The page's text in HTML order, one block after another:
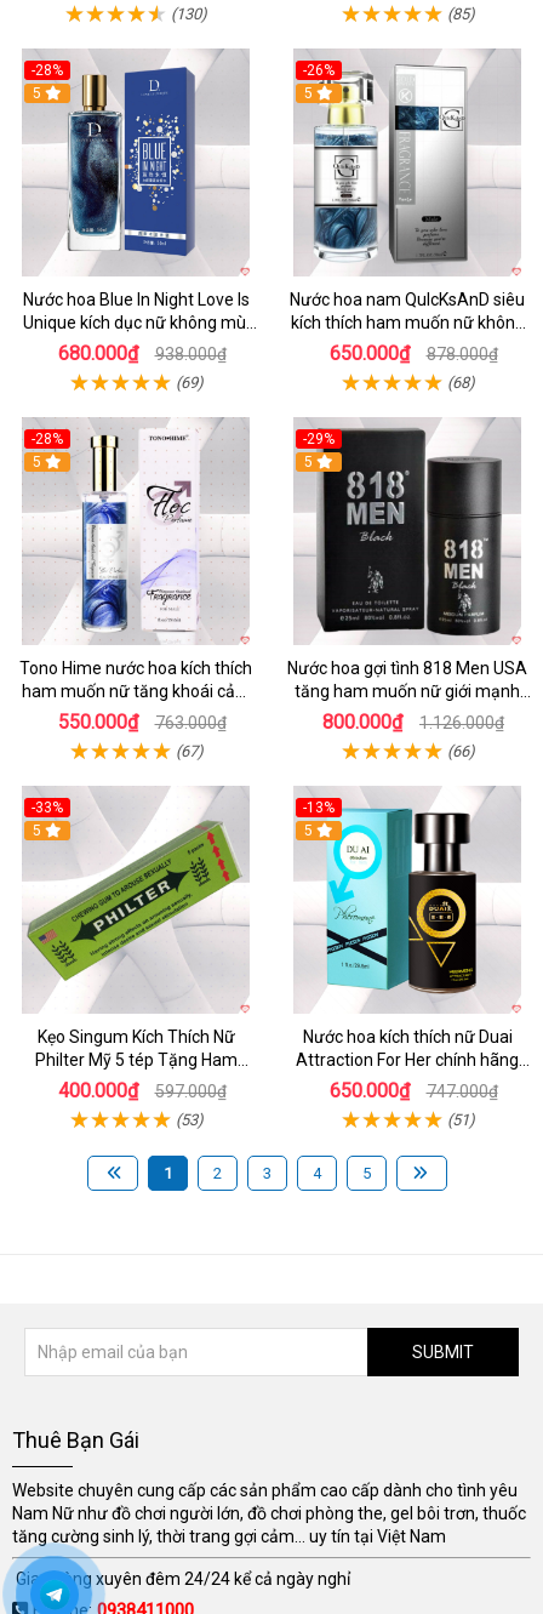
(130) (85)
-28%
5
Nước hoa Blue In Night Love Is
Unique kích dục nữ không mùi
đỉnh cao
680.000₫ 938.000₫
(69)
-26%
5
Nước hoa nam QuIcKsAnD siêu
kích thích ham muốn nữ không
mùi
650.000₫ 878.000₫
(68)
-28%
5
Tono Hime nước hoa kích thích
ham muốn nữ tăng khoái cảm
an toàn
550.000₫ 763.000₫
(67)
-29%
5
Nước hoa gợi tình 818 Men USA
tăng ham muốn nữ giới mạnh
nhất
800.000₫ 1.126.000₫
(66)
-33%
5
Kẹo Singum Kích Thích Nữ
Philter Mỹ 5 tép Tặng Ham
Muốn Gợi Tình
400.000₫ 597.000₫
(53)
-13%
Hot
5
Nước hoa kích thích nữ Duai
Attraction For Her chính hãng
30ml giá tốt
650.000₫ 747.000₫
(51)
1 2 3 4 5
SUBMIT
Thuê Bạn Gái
Website chuyên cung cấp các sản phẩm cao cấp dành cho tình yêu
Nam Nữ như đồ chơi người lớn, đồ chơi phòng the, gel bôi trơn, thuốc
tăng cường sinh lý, thời trang gợi cảm... uy tín tại Việt Nam
Giao hàng xuyên đêm 24/24 kể cả ngày nghỉ